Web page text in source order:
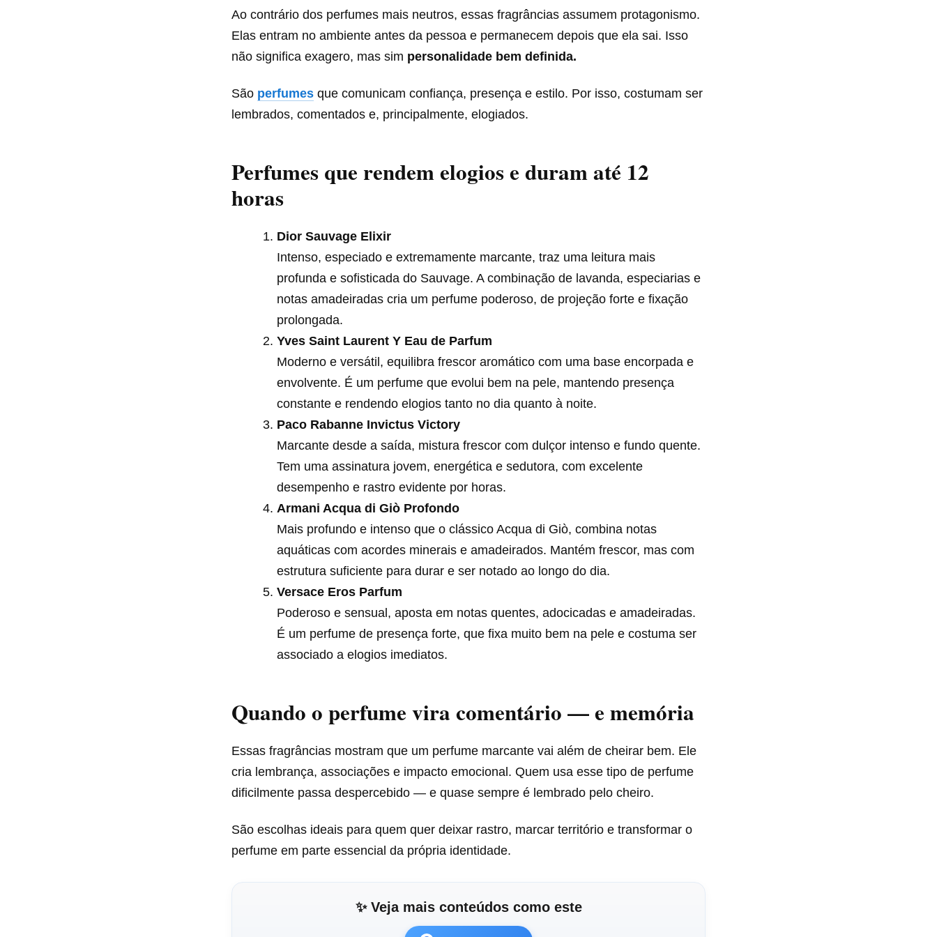
Ao contrário dos perfumes mais neutros, essas fragrâncias assumem protagonismo.
Elas entram no ambiente antes da pessoa e permanecem depois que ela sai. Isso
não significa exagero, mas sim personalidade bem definida.
São perfumes que comunicam confiança, presença e estilo. Por isso, costumam ser
lembrados, comentados e, principalmente, elogiados.
Perfumes que rendem elogios e duram até 12
horas
Dior Sauvage Elixir
Intenso, especiado e extremamente marcante, traz uma leitura mais
profunda e sofisticada do Sauvage. A combinação de lavanda, especiarias e
notas amadeiradas cria um perfume poderoso, de projeção forte e fixação
prolongada.
Yves Saint Laurent Y Eau de Parfum
Moderno e versátil, equilibra frescor aromático com uma base encorpada e
envolvente. É um perfume que evolui bem na pele, mantendo presença
constante e rendendo elogios tanto no dia quanto à noite.
Paco Rabanne Invictus Victory
Marcante desde a saída, mistura frescor com dulçor intenso e fundo quente.
Tem uma assinatura jovem, energética e sedutora, com excelente
desempenho e rastro evidente por horas.
Armani Acqua di Giò Profondo
Mais profundo e intenso que o clássico Acqua di Giò, combina notas
aquáticas com acordes minerais e amadeirados. Mantém frescor, mas com
estrutura suficiente para durar e ser notado ao longo do dia.
Versace Eros Parfum
Poderoso e sensual, aposta em notas quentes, adocicadas e amadeiradas.
É um perfume de presença forte, que fixa muito bem na pele e costuma ser
associado a elogios imediatos.
Quando o perfume vira comentário — e memória
Essas fragrâncias mostram que um perfume marcante vai além de cheirar bem. Ele
cria lembrança, associações e impacto emocional. Quem usa esse tipo de perfume
dificilmente passa despercebido — e quase sempre é lembrado pelo cheiro.
São escolhas ideais para quem quer deixar rastro, marcar território e transformar o
perfume em parte essencial da própria identidade.
✨ Veja mais conteúdos como este